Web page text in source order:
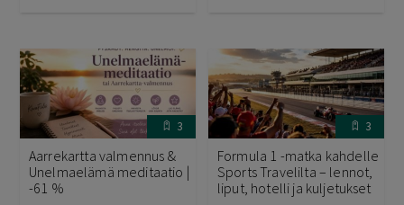
3
Aarrekartta valmennus &
Unelmaelämä meditaatio |
-61 %
3
Formula 1 -matka kahdelle
Sports Travelilta – lennot,
liput, hotelli ja kuljetukset